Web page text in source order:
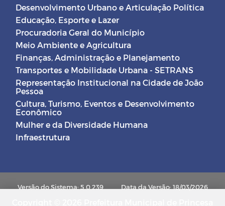
Desenvolvimento Urbano e Articulação Política
Educação, Esporte e Lazer
Procuradoria Geral do Município
Meio Ambiente e Agricultura
Finanças, Administração e Planejamento
Transportes e Mobilidade Urbana - SETRANS
Representação Institucional na Cidade de João
Pessoa
Cultura, Turismo, Eventos e Desenvolvimento
Econômico
Mulher e da Diversidade Humana
Infraestrutura
Versão do Sistema: 5.0.239 Data da Versão: 18/03/2026